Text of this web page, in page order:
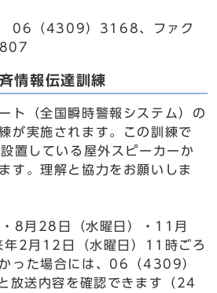
06（4309）3168、ファク
情報伝達訓練
ト（全国瞬時警報システム）の
が実施されます。この訓練で
置している屋外スピーカーか
す。理解と協力をお願いしま
8月28日（水曜日）・11月
年2月12日（水曜日）11時ごろ
った場合には、06（4309）
放送内容を確認できます（24